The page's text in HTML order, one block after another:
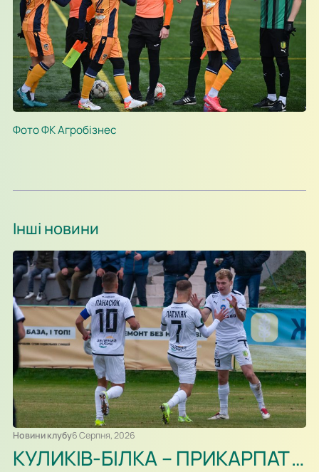
Фото ФК Агробізнес
Інші новини
Новини клубу6 Серпня, 2026
КУЛИКІВ-БІЛКА – ПРИКАРПАТТЯ-БЛАГО. ПРЕВ’Ю